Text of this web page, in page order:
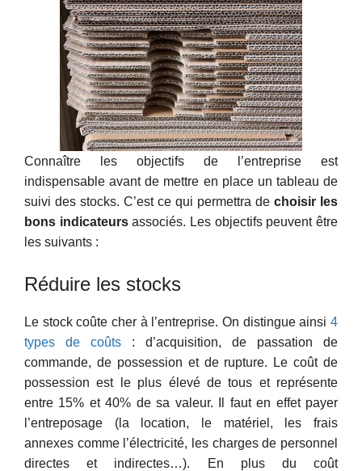
Connaître les objectifs de l’entreprise est
indispensable avant de mettre en place un tableau de
suivi des stocks. C’est ce qui permettra de choisir les
bons indicateursassociés. Les objectifs peuvent être
les suivants :
Réduire les stocks
Le stock coûte cher à l’entreprise. On distingue ainsi 4
types de coûts : d’acquisition, de passation de
commande, de possession et de rupture. Le coût de
possession est le plus élevé de tous et représente
entre 15% et 40% de sa valeur. Il faut en effet payer
l’entreposage (la location, le matériel, les frais
annexes comme l’électricité, les charges de personnel
directes et indirectes…). En plus du coût